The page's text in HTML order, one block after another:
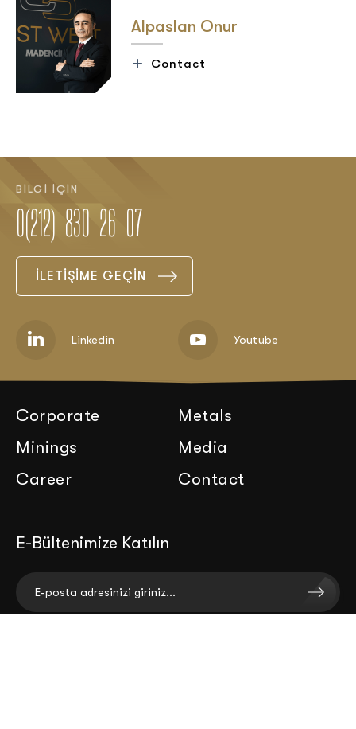
Alpaslan Onur
Contact
BİLGİ İÇİN
0(212) 830 26 07
İLETİŞİME GEÇİN
Linkedin Youtube
Corporate
Metals
Minings
Media
Career
Contact
E-Bültenimize Katılın